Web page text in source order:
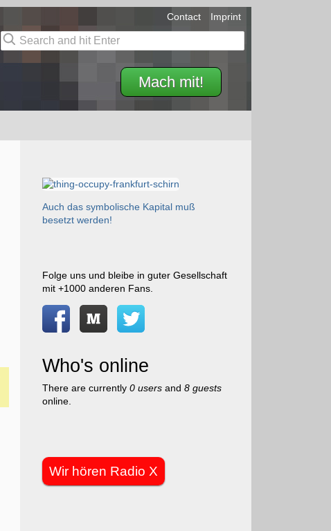
Mach mit!
Contact Imprint
Auch das symbolische Kapital muß
besetzt werden!
Folge uns und bleibe in guter Gesellschaft
mit +1000 anderen Fans.
Who's online
There are currently 0 usersand 8 guests
online.
Wir hören Radio X